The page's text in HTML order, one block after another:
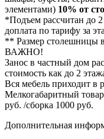
элементами) 10% от
*Подъем рассчитан до
доплата по тарифу за
** Размер столешницы
ВАЖНО!
Занос в частный дом
стоимость как до 2
Вся мебель приходит в
Мелкогабаритный
руб. /сборка 1000 руб.
Дополнительная